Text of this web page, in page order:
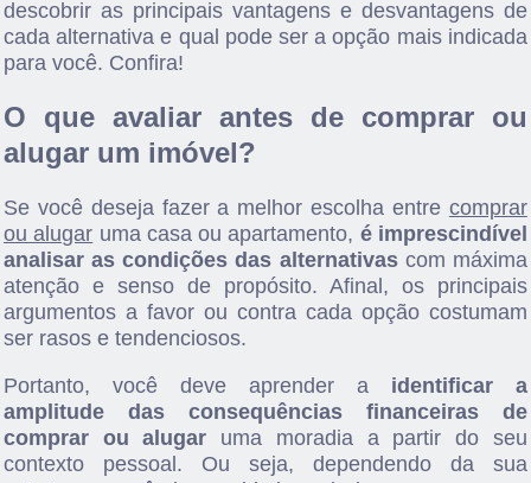
descobrir as principais vantagens e desvantagens de
cada alternativa e qual pode ser a opção mais indicada
para você. Confira!
O que avaliar antes de comprar ou
alugar um imóvel?
Se você deseja fazer a melhor escolha entre comprar
ou alugar uma casa ou apartamento, é imprescindível
analisar as condições das alternativas com máxima
atenção e senso de propósito. Afinal, os principais
argumentos a favor ou contra cada opção costumam
ser rasos e tendenciosos.
Portanto, você deve aprender a identificar a
amplitude das consequências financeiras de
comprar ou alugar uma moradia a partir do seu
contexto pessoal. Ou seja, dependendo da sua